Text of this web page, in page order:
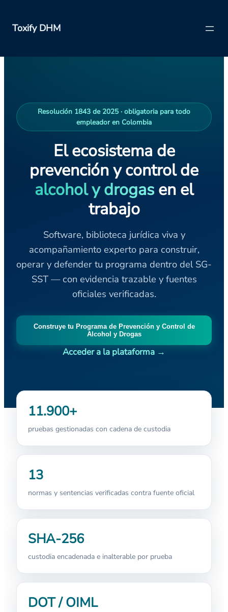
al
Toxify DHM
Resolución 1843 de 2025 · obligatoria para todo
empleador en Colombia
El ecosistema de
prevención y control de
alcohol y drogas en el
trabajo
Software, biblioteca jurídica viva y
acompañamiento experto para construir,
operar y defender tu programa dentro del SG-
SST — con evidencia trazable y fuentes
oficiales verificadas.
Construye tu Programa de Prevención y Control de
Alcohol y Drogas
Acceder a la plataforma →
11.900+
pruebas gestionadas con cadena de custodia
13
normas y sentencias verificadas contra fuente oficial
SHA-256
custodia encadenada e inalterable por prueba
DOT / OIML